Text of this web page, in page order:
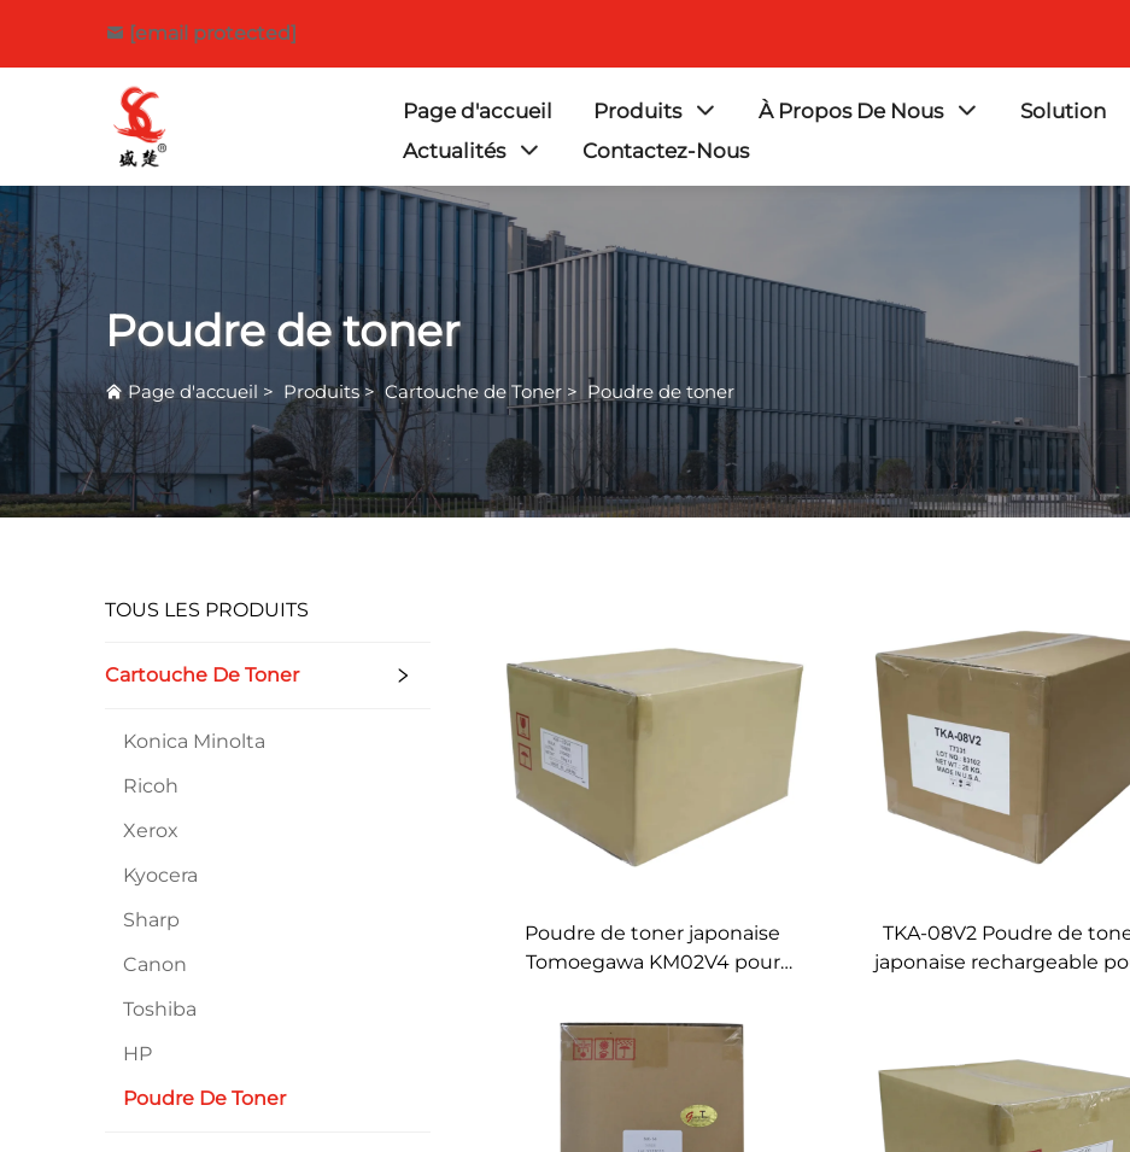
[email protected]
Page d'accueil Produits À Propos De Nous
Solution
Actualités
Contactez-Nous
Poudre de toner
Page d'accueil > Produits> Cartouche de Toner > Poudre de toner
TOUS LES PRODUITS
Cartouche De Toner
Konica Minolta
Ricoh
Xerox
Kyocera
Sharp
Canon
Toshiba
HP
Poudre De Toner
Poudre de toner japonaise
Tomoegawa KM02V4 pour
2530/3530/3035/4035/5035/2531/3531/4031,
recharge de toner en vrac
TKA-08V2 Poudre de
japonaise rechargeable
Toner détaché